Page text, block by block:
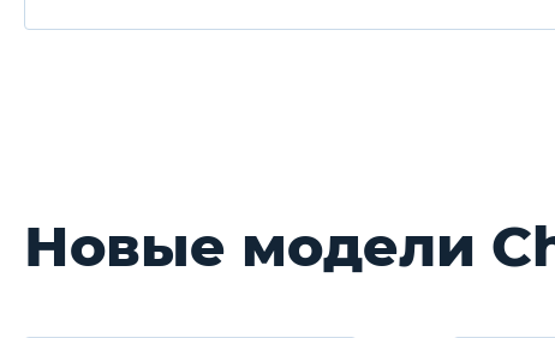
Новые модели